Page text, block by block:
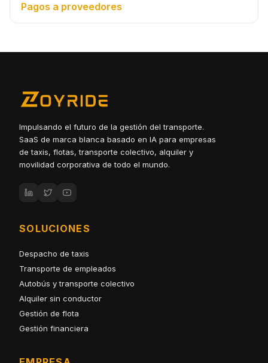
Pagos a proveedores
Impulsando el futuro de la gestión del transporte.
SaaS de marca blanca basado en IA para empresas
de taxis, flotas, transporte colectivo, alquiler y
movilidad corporativa de todo el mundo.
SOLUCIONES
Despacho de taxis
Transporte de empleados
Autobús y transporte colectivo
Alquiler sin conductor
Gestión de flota
Gestión financiera